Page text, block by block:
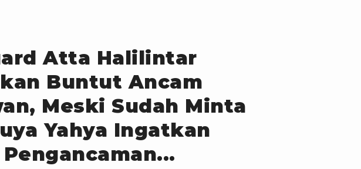
Atta Halilintar
Buntut Ancam
Meski Sudah Minta
Yahya Ingatkan